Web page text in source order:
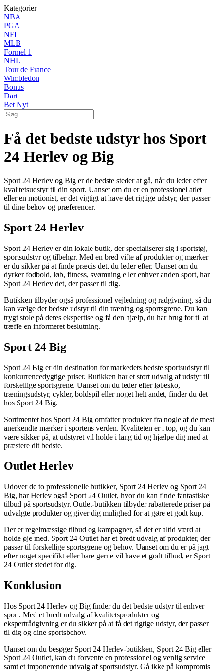
Kategorier
NBA
PGA
NFL
MLB
Formel 1
NHL
Tour de France
Wimbledon
Bonus
Dart
Bet Nyt
Få det bedste udstyr hos Sport
24 Herlev og Big
Sport 24 Herlev og Big er de bedste steder at gå, når du leder efter
kvalitetsudstyr til din sport. Uanset om du er en professionel atlet
eller en motionist, er det vigtigt at have det rigtige udstyr, der passer
til dine behov og præferencer.
Sport 24 Herlev
Sport 24 Herlev er din lokale butik, der specialiserer sig i sportstøj,
sportsudstyr og tilbehør. Med en bred vifte af produkter og mærker
er du sikker på at finde præcis det, du leder efter. Uanset om du
dyrker fodbold, løb, fitness, svømning eller enhver anden sport, har
Sport 24 Herlev det, der passer til dig.
Butikken tilbyder også professionel vejledning og rådgivning, så du
kan vælge det bedste udstyr til din træning og sportsgrene. Du kan
trygt stole på deres ekspertise og få den hjælp, du har brug for til at
træffe en informeret beslutning.
Sport 24 Big
Sport 24 Big er din destination for markedets bedste sportsudstyr til
konkurrencedygtige priser. Butikken har et stort udvalg af udstyr til
forskellige sportsgrene. Uanset om du leder efter løbesko,
træningsudstyr, cykler, boldspil eller noget helt andet, finder du det
hos Sport 24 Big.
Sortimentet hos Sport 24 Big omfatter produkter fra nogle af de mest
anerkendte mærker i sportens verden. Kvaliteten er i top, og du kan
være sikker på, at udstyret vil holde i lang tid og hjælpe dig med at
præstere dit bedste.
Outlet Herlev
Udover de to professionelle butikker, Sport 24 Herlev og Sport 24
Big, har Herlev også Sport 24 Outlet, hvor du kan finde fantastiske
tilbud på sportsudstyr. Outlet-butikken tilbyder rabatterede priser på
udvalgte produkter og giver dig mulighed for at gøre et godt kup.
Der er regelmæssige tilbud og kampagner, så det er altid værd at
holde øje med. Sport 24 Outlet har et bredt udvalg af produkter, der
passer til forskellige sportsgrene og behov. Uanset om du er på jagt
efter noget specifikt eller bare gerne vil have et godt tilbud, er Sport
24 Outlet stedet for dig.
Konklusion
Hos Sport 24 Herlev og Big finder du det bedste udstyr til enhver
sport. Med et bredt udvalg af kvalitetsprodukter og
ekspertrådgivning er du sikker på at få det rigtige udstyr, der passer
til dig og dine sportsbehov.
Uanset om du besøger Sport 24 Herlev-butikken, Sport 24 Big eller
Sport 24 Outlet, kan du forvente en professionel og venlig service
samt et imponerende udvalg af sportsudstyr. Gå ikke på kompromis